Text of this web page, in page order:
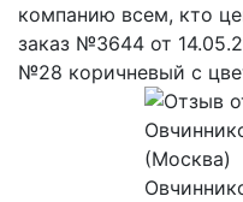
компанию всем, кто
заказ №3644 от
№28 коричневый с